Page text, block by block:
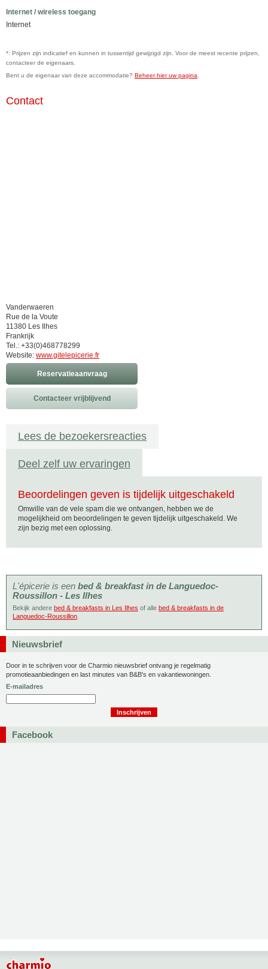
Internet / wireless toegang
Internet
*: Prijzen zijn indicatief en kunnen in tussentijd gewijzigd zijn. Voor de meest recente prijzen,
contacteer de eigenaars.
Bent u de eigenaar van deze accommodatie? Beheer hier uw pagina
Contact
Vanderwaeren
Rue de la Voute
11380 Les Ilhes
Frankrijk
Tel.: +33(0)468778299
Website: www.gitelepicerie.fr
Reservatieaanvraag
Contacteer vrijblijvend
Lees de bezoekersreacties
Deel zelf uw ervaringen
Beoordelingen geven is tijdelijk uitgeschakeld
Omwille van de vele spam die we ontvangen, hebben we de
mogelijkheid om beoordelingen te geven tijdelijk uitgeschakeld. We
zijn bezig met een oplossing.
L'épicerie is een bed & breakfast in de Languedoc-
Roussillon - Les Ilhes
Bekijk andere bed & breakfasts in Les Ilhes of alle bed & breakfasts in de
Languedoc-Roussillon
Nieuwsbrief
Door in te schrijven voor de Charmio nieuwsbrief ontvang je regelmatig
promotieaanbiedingen en last minutes van B&B's en vakantiewoningen.
E-mailadres
Facebook